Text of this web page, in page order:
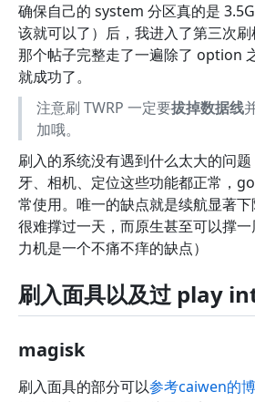
确保自己的 system 分区真的是
该就可以了）后，我进入了第三次
那个帖子完整走了一遍除了 option
就成功了。
注意刷 TWRP 一定要拔掉数据线
加哦。
刷入的系统没有遇到什么太大的问
牙、相机、定位这些功能都正常，
常使用。唯一的缺点就是续航显著
很难撑过一天，而原生甚至可以撑
力机是一个不痛不痒的缺点）
刷入面具以及过 play
magisk
刷入面具的部分可以参考caiwen的